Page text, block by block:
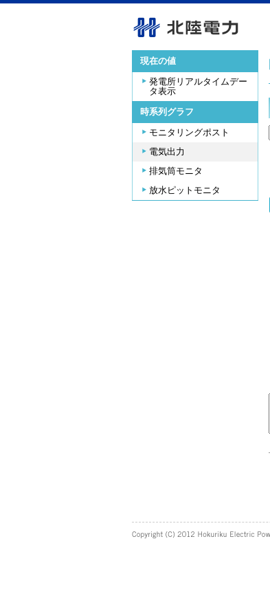
現在の値
発電所リアルタイムデー
タ表示
時系列グラフ
モニタリングポスト
電気出力
排気筒モニタ
放水ピットモニタ